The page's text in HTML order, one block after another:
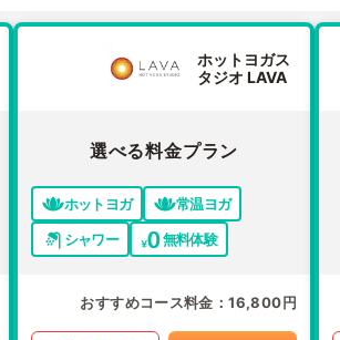
ホットヨガス
タジオ LAVA
選べる料金プラン
ホットヨガ
常温ヨガ
シャワー
無料体験
おすすめコース料金 16,800円